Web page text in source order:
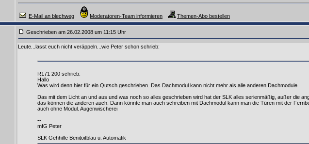
E-Mail an blechweg Moderatoren-Team informieren Themen-Abo bestellen
Geschrieben am 26.02.2008 um 11:15 Uhr
Leute...lasst euch nicht veräppeln...wie Peter schon schrieb:
R171 200 schrieb:
Hallo
Was wird denn hier für ein Qutsch geschrieben. Das Dachmodul kann nicht mehr als alle anderen Dachmodule.
Das mit dem Licht an und aus und was noch so alles geschrieben wird hat der SLK alles serienmäßig, außer die
das können die anderen auch. Dann könnte man auch schreiben mit Dachmodul kann man die Türen mit der
auch ohne Modul. Augenwischerei
--
mfG Peter
SLK Gehhilfe Benitoitblau u. Automatik